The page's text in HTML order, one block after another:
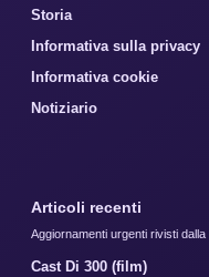
Storia
Informativa sulla privacy
Informativa cookie
Notiziario
Articoli recenti
Aggiornamenti urgenti rivisti
Cast Di 300 (film)